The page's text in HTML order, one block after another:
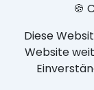
🍪
Diese
Website